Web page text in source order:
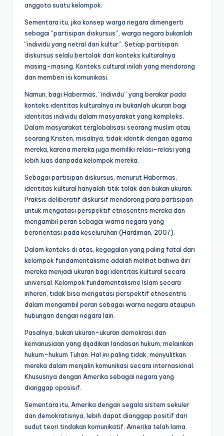
anggota suatu kelompok.
Sementara itu, jika konsep warga negara dimengerti
sebagai “partisipan diskursus”, warga negara bukanlah
“individu yang netral dari kultur”. Setiap partisipan
diskursus selalu bertolak dari konteks kulturalnya
masing-masing. Konteks cultural inilah yang mendorong
dan memberi isi komunikasi.
Namun, bagi Habermas, “individu” yang berakar pada
konteks identitas kulturalnya ini bukanlah ukuran bagi
identitas individu dalam masyarakat yang kompleks.
Dalam masyarakat terglobalisasi seorang muslim atau
seorang Kristen, misalnya, tidak identik dengan agama
mereka, karena mereka juga memiliki relasi-relasi yang
lebih luas daripada kelompok mereka.
Sebagai partisipan diskursus, menurut Habermas,
identitas kultural hanyalah titik tolak dan bukan ukuran.
Praksis deliberatif diskursif mendorong para partisipan
untuk mengatasi perspektif etnosentris mereka dan
mengambil peran sebagai warna negara yang
berorientasi pada keseluruhan (Hardiman, 2007).
Dalam konteks di atas, kegagalan yang paling fatal dari
kelompok fundamentalisme adalah melihat bahwa diri
mereka menjadi ukuran bagi identitas kultural secara
universal. Kelompok fundamentalisme Islam secara
inheren, tidak bisa mengatasi perspektif etnosentris
dalam mengambil peran sebagai warna negara ataupun
hubungan dengan negara lain.
Pasalnya, bukan ukuran-ukuran demokrasi dan
kemanusiaan yang dijadikan landasan hukum, melainkan
hukum-hukum Tuhan. Hal ini paling tidak, menyulitkan
mereka dalam menjalin komunikasi secara internasional.
Khususnya dengan Amerika sebagai negara yang
dianggap oposisif.
Sementara itu, Amerika dengan segala sistem sekuler
dan demokratisnya, lebih dapat dianggap positif dari
sudut teori tindakan komunikatif. Amerika telah lama